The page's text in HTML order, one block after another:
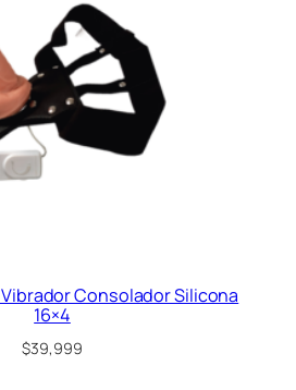
Consolador Silicona
16×4
$39,999